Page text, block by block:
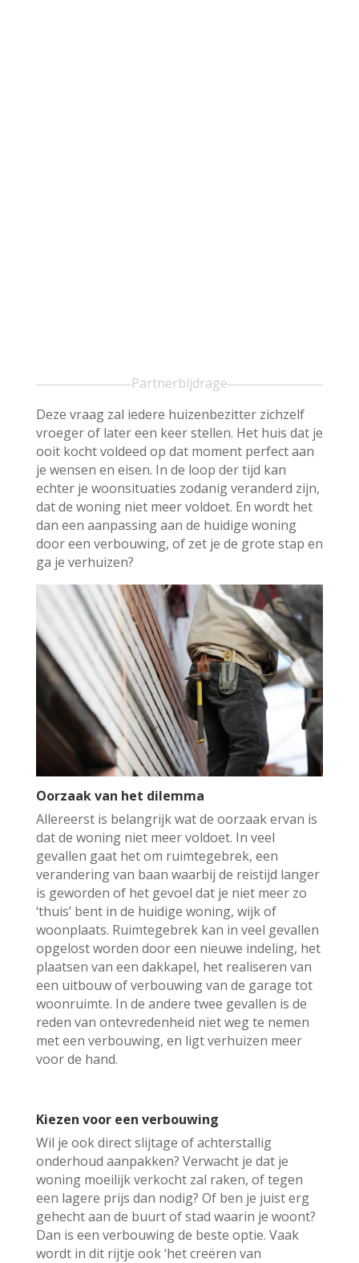
Partnerbijdrage
Deze vraag zal iedere huizenbezitter zichzelf
vroeger of later een keer stellen. Het huis dat je
ooit kocht voldeed op dat moment perfect aan
je wensen en eisen. In de loop der tijd kan
echter je woonsituaties zodanig veranderd zijn,
dat de woning niet meer voldoet. En wordt het
dan een aanpassing aan de huidige woning
door een verbouwing, of zet je de grote stap en
ga je verhuizen?
Oorzaak van het dilemma
Allereerst is belangrijk wat de oorzaak ervan is
dat de woning niet meer voldoet. In veel
gevallen gaat het om ruimtegebrek, een
verandering van baan waarbij de reistijd langer
is geworden of het gevoel dat je niet meer zo
‘thuis’ bent in de huidige woning, wijk of
woonplaats. Ruimtegebrek kan in veel gevallen
opgelost worden door een nieuwe indeling, het
plaatsen van een dakkapel, het realiseren van
een uitbouw of verbouwing van de garage tot
woonruimte. In de andere twee gevallen is de
reden van ontevredenheid niet weg te nemen
met een verbouwing, en ligt verhuizen meer
voor de hand.
Kiezen voor een verbouwing
Wil je ook direct slijtage of achterstallig
onderhoud aanpakken? Verwacht je dat je
woning moeilijk verkocht zal raken, of tegen
een lagere prijs dan nodig? Of ben je juist erg
gehecht aan de buurt of stad waarin je woont?
Dan is een verbouwing de beste optie. Vaak
wordt in dit rijtje ook ‘het creëren van